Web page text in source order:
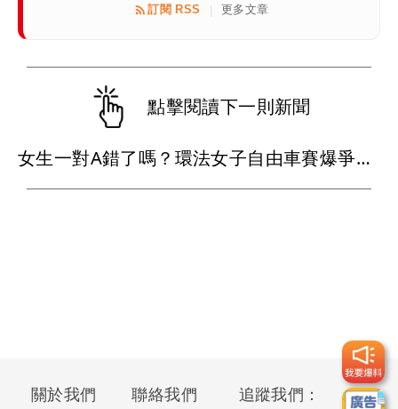
訂閱 RSS | 更多文章
點擊閱讀下一則新聞
女生一對A錯了嗎？環法女子自由車賽爆爭議 男裁判勒令女選手解衣檢查
關於我們 聯絡我們 追蹤我們：